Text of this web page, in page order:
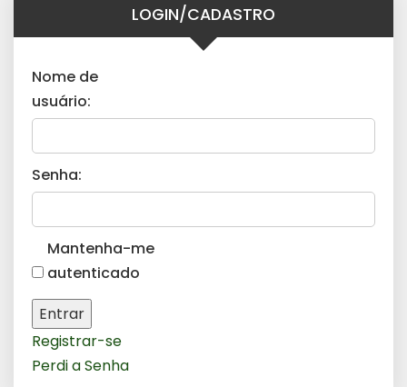
LOGIN/CADASTRO
Nome de
usuário:
Senha:
Mantenha-me
autenticado
Entrar
Registrar-se
Perdi a Senha